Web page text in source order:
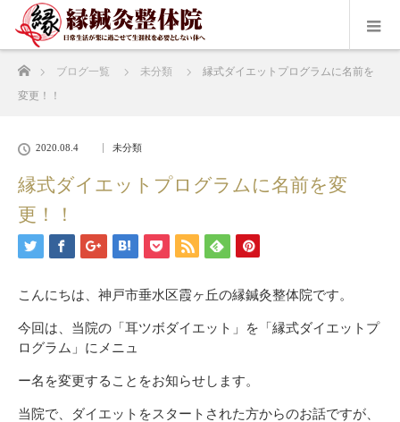
ホームブログ一覧 未分類
縁式ダイエットプログラムに名前を
変更！！
2020.08.4 未分類
縁式ダイエットプログラムに名前を変
更！！
こんにちは、神戸市垂水区霞ヶ丘の縁鍼灸整体院です。
今回は、当院の「耳ツボダイエット」を「縁式ダイエットプ
ログラム」にメニュ
ー名を変更することをお知らせします。
当院で、ダイエットをスタートされた方からのお話ですが、